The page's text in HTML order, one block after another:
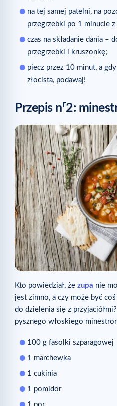
na tej samej patelni, na
przegrzebki po 1 minucie
czas na składanie dania –
przegrzebki i kruszonkę;
piecz przez 10 minut, a
złocista, podawaj!
Przepis nr2:
Kto powiedział, że zupa nie
jest zimno, a czy może być
do dzielenia się z
pysznego włoskiego
100 g fasolki szparagowej
1 marchewka
1 cukinia
1 pomidor